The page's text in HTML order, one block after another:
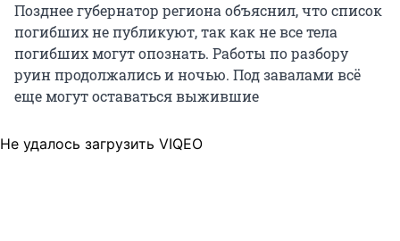
Позднее губернатор региона объяснил, что список
погибших не публикуют, так как не все тела
погибших могут опознать. Работы по разбору
руин продолжались и ночью. Под завалами всё
еще могут оставаться выжившие
Не удалось загрузить VIQEO